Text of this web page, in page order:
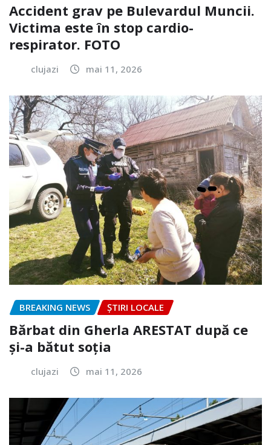
Accident grav pe Bulevardul Muncii.
Victima este în stop cardio-
respirator. FOTO
clujazi mai 11, 2026
BREAKING NEWS ȘTIRI LOCALE
Bărbat din Gherla ARESTAT după ce
și-a bătut soția
clujazi mai 11, 2026